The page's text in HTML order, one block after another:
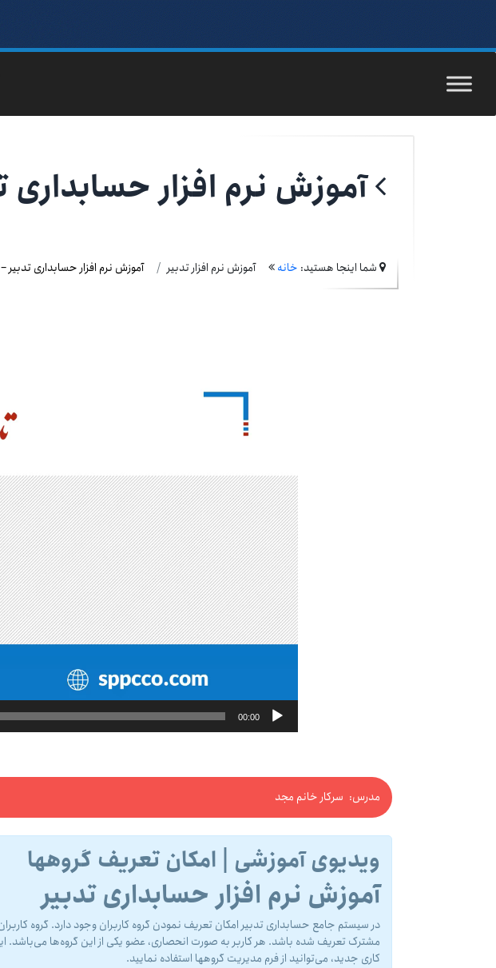
آموزش نرم افزار حسابداری
شما اینجا هستید: خانه آموزش نرم افزار تدبیر آموزش نرم افزار حسابداری تدبیر
00:00
مدرس: سرکار خانم مجد
ویدیوی آموزشی | امکان تعریف گروهها
آموزش نرم افزار حسابداری تدبیر
در سیستم جامع حسابدارى تدبیر امکان تعریف نمودن گروه کاربران وجود دارد. گروه
مشترک تعریف شده باشد. هر کاربر به صورت انحصارى، عضو یکى از این گروه‌ها
کاری جدید، می‌توانید از فرم مدیریت گروهها استفاده نمایید.